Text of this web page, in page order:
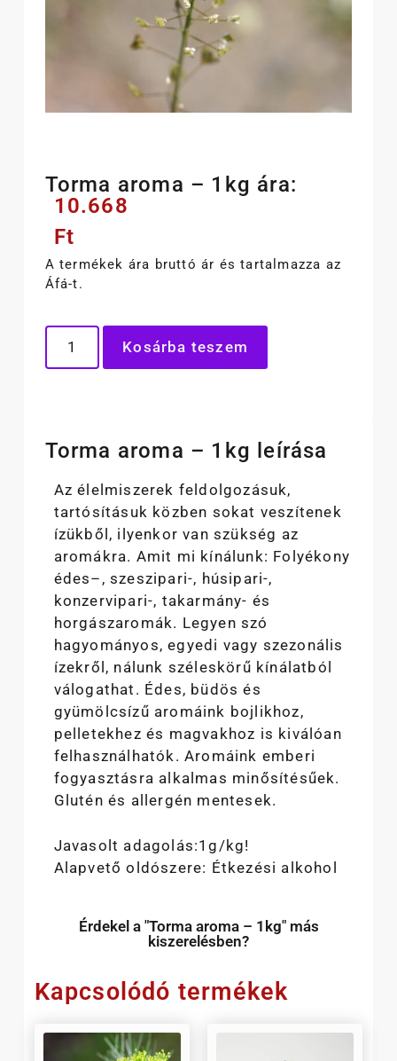
Torma aroma – 1kg ára:
10.668
Ft
A termékek ára bruttó ár és tartalmazza az
Áfá-t.
Kosárba teszem
Torma aroma – 1kg leírása
Az élelmiszerek feldolgozásuk,
tartósításuk közben sokat veszítenek
ízükből, ilyenkor van szükség az
aromákra. Amit mi kínálunk: Folyékony
édes–, szeszipari-, húsipari-,
konzervipari-, takarmány- és
horgászaromák. Legyen szó
hagyományos, egyedi vagy szezonális
ízekről, nálunk széleskörű kínálatból
válogathat. Édes, büdös és
gyümölcsízű aromáink bojlikhoz,
pelletekhez és magvakhoz is kiválóan
felhasználhatók. Aromáink emberi
fogyasztásra alkalmas minősítésűek.
Glutén és allergén mentesek.
Javasolt adagolás:1g/kg!
Alapvető oldószere: Étkezési alkohol
Érdekel a "Torma aroma – 1kg" más
kiszerelésben?
Kapcsolódó termékek